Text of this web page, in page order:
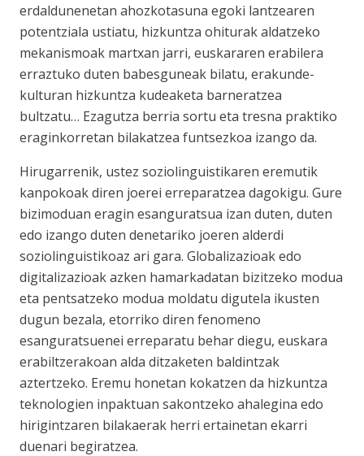
erdaldunenetan ahozkotasuna egoki lantzearen
potentziala ustiatu, hizkuntza ohiturak aldatzeko
mekanismoak martxan jarri, euskararen erabilera
erraztuko duten babesguneak bilatu, erakunde-
kulturan hizkuntza kudeaketa barneratzea
bultzatu… Ezagutza berria sortu eta tresna praktiko
eraginkorretan bilakatzea funtsezkoa izango da.
Hirugarrenik, ustez soziolinguistikaren eremutik
kanpokoak diren joerei erreparatzea dagokigu. Gure
bizimoduan eragin esanguratsua izan duten, duten
edo izango duten denetariko joeren alderdi
soziolinguistikoaz ari gara. Globalizazioak edo
digitalizazioak azken hamarkadatan bizitzeko modua
eta pentsatzeko modua moldatu digutela ikusten
dugun bezala, etorriko diren fenomeno
esanguratsuenei erreparatu behar diegu, euskara
erabiltzerakoan alda ditzaketen baldintzak
aztertzeko. Eremu honetan kokatzen da hizkuntza
teknologien inpaktuan sakontzeko ahalegina edo
hirigintzaren bilakaerak herri ertainetan ekarri
duenari begiratzea.